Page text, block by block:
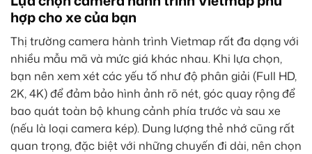
hợp cho xe của bạn
Thị trường camera hành trình Vietmap rất đa dạng với
nhiều mẫu mã và mức giá khác nhau. Khi lựa chọn,
bạn nên xem xét các yếu tố như độ phân giải (Full HD,
2K, 4K) để đảm bảo hình ảnh rõ nét, góc quay rộng để
bao quát toàn bộ khung cảnh phía trước và sau xe
(nếu là loại camera kép). Dung lượng thẻ nhớ cũng rất
quan trọng, đặc biệt với những chuyến đi dài, nên chọn